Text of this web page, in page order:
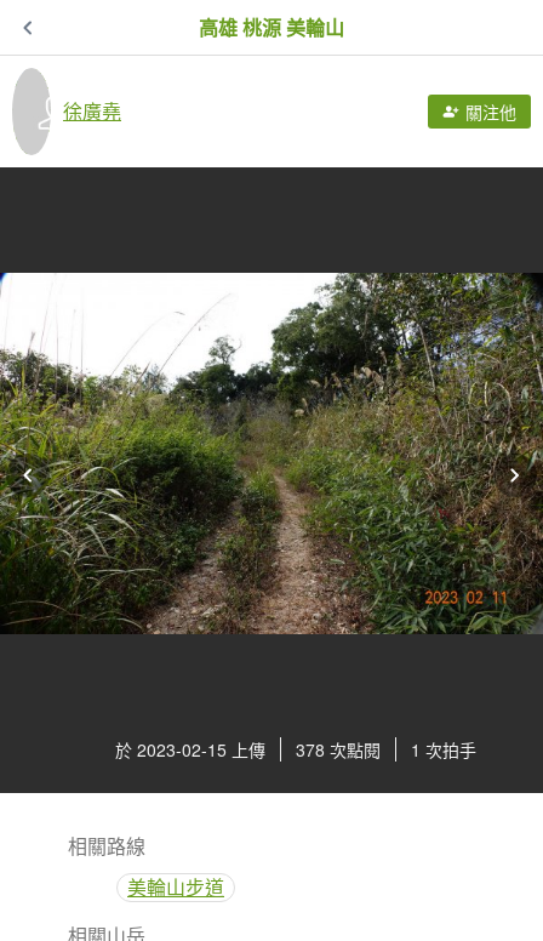
高雄 桃源 美輪山
徐廣堯 關注他
於 2023-02-15 上傳 378 次點閱 1 次拍手
相關路線
美輪山步道